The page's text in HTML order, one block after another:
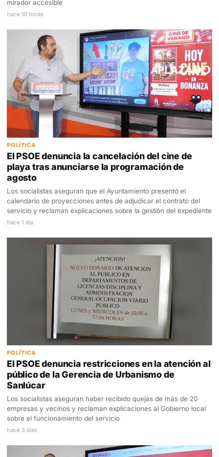
mirador accesible
hace 10 horas
POLÍTICA
El PSOE denuncia la cancelación del cine de
playa tras anunciarse la programación de
agosto
Los socialistas aseguran que el Ayuntamiento presentó el
calendario de proyecciones antes de adjudicar el contrato del
servicio y reclaman explicaciones sobre la gestión del expediente
hace 1 día
POLÍTICA
El PSOE denuncia restricciones en la atención al
público de la Gerencia de Urbanismo de
Sanlúcar
Los socialistas aseguran haber recibido quejas de más de 20
empresas y vecinos y reclaman explicaciones al Gobierno local
sobre el funcionamiento del servicio
hace 3 días